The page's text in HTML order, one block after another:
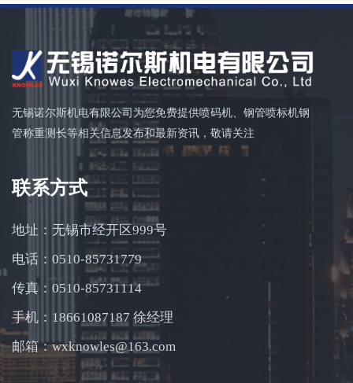
无锡诺尔斯机电有限公司为您免费提供喷码机、钢管喷标机钢
管称重测长等相关信息发布和最新资讯，敬请关注
联系方式
地址：无锡市经开区999号
电话：0510-85731779
传真：0510-85731114
手机：18661087187 徐经理
邮箱：wxknowles@163.com